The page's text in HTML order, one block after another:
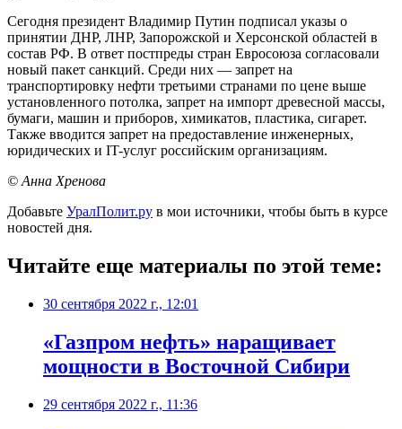
Сегодня президент Владимир Путин подписал указы о
принятии ДНР, ЛНР, Запорожской и Херсонской областей в
состав РФ. В ответ постпреды стран Евросоюза согласовали
новый пакет санкций. Среди них — запрет на
транспортировку нефти третьими странами по цене выше
установленного потолка, запрет на импорт древесной массы,
бумаги, машин и приборов, химикатов, пластика, сигарет.
Также вводится запрет на предоставление инженерных,
юридических и IT-услуг российским организациям.
© Анна Хренова
Добавьте УралПолит.ру в мои источники, чтобы быть в курсе
новостей дня.
Читайте еще материалы по этой теме:
30 сентября 2022 г., 12:01
«Газпром нефть» наращивает
мощности в Восточной Сибири
29 сентября 2022 г., 11:36